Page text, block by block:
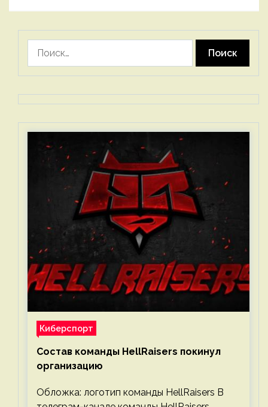
Киберспорт
Состав команды HellRaisers покинул
организацию
Обложка: логотип команды HellRaisers В